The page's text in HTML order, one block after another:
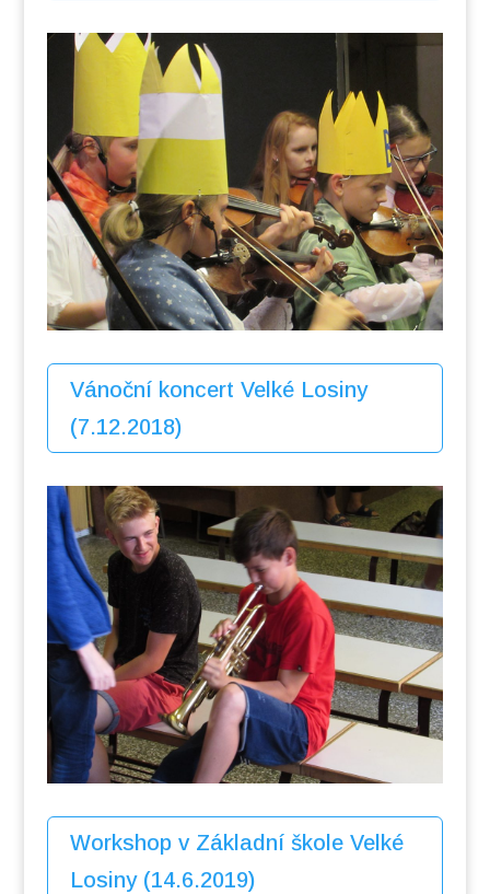
Vánoční koncert Velké Losiny
(7.12.2018)
Workshop v Základní škole Velké
Losiny (14.6.2019)